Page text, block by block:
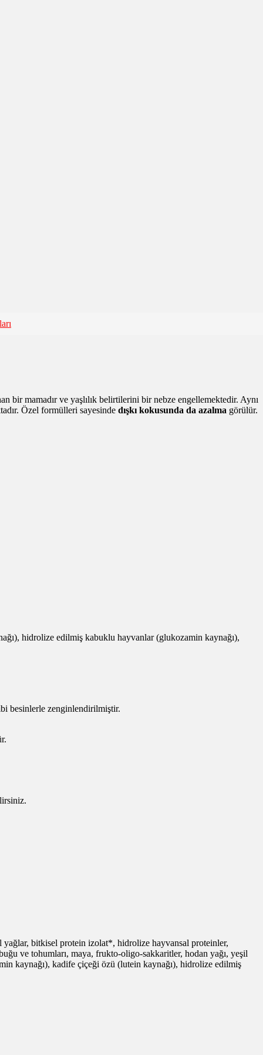
bir mamadır ve yaşlılık belirtilerini bir nebze engellemektedir. Aynı
Özel formülleri sayesinde dışkı kokusunda da azalma görülür.
hidrolize edilmiş kabuklu hayvanlar (glukozamin kaynağı),
besinlerle zenginlendirilmiştir.
yağlar, bitkisel protein izolat*, hidrolize hayvansal proteinler,
ve tohumları, maya, frukto-oligo-sakkaritler, hodan yağı, yeşil
kaynağı), kadife çiçeği özü (lutein kaynağı), hidrolize edilmiş